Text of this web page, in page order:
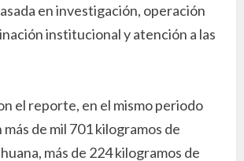
en investigación, operación
institucional y atención a las
el reporte, en el mismo periodo
de mil 701 kilogramos de
más de 224 kilogramos de